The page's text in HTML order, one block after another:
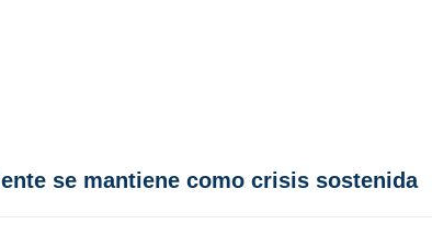
se mantiene como crisis sostenida